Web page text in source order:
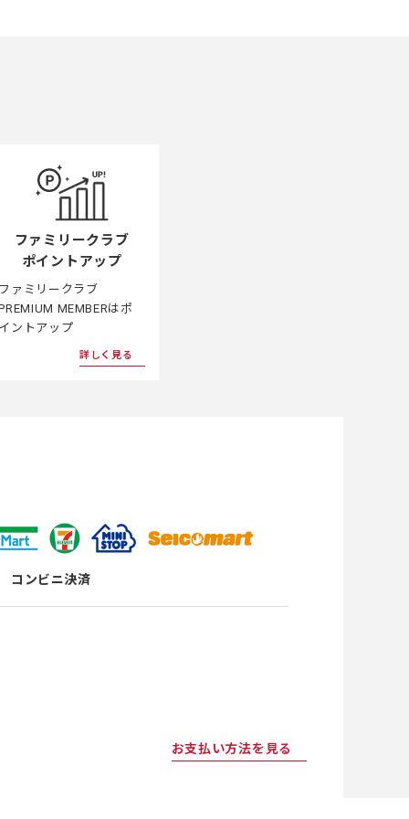
ファミリークラブ
ポイントアップ
ァミリークラブ
MEMBERはポ
ントアップ
詳しく見る
コンビニ決済
お支払い方法を見る